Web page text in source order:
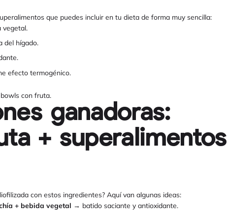
que puedes incluir en tu dieta de forma muy sencilla:
vegetal.
del hígado.
efecto termogénico.
con fruta.
ganadoras:
+ superalimentos
con estos ingredientes? Aquí van algunas ideas:
+ bebida vegetal → batido saciante y antioxidante.